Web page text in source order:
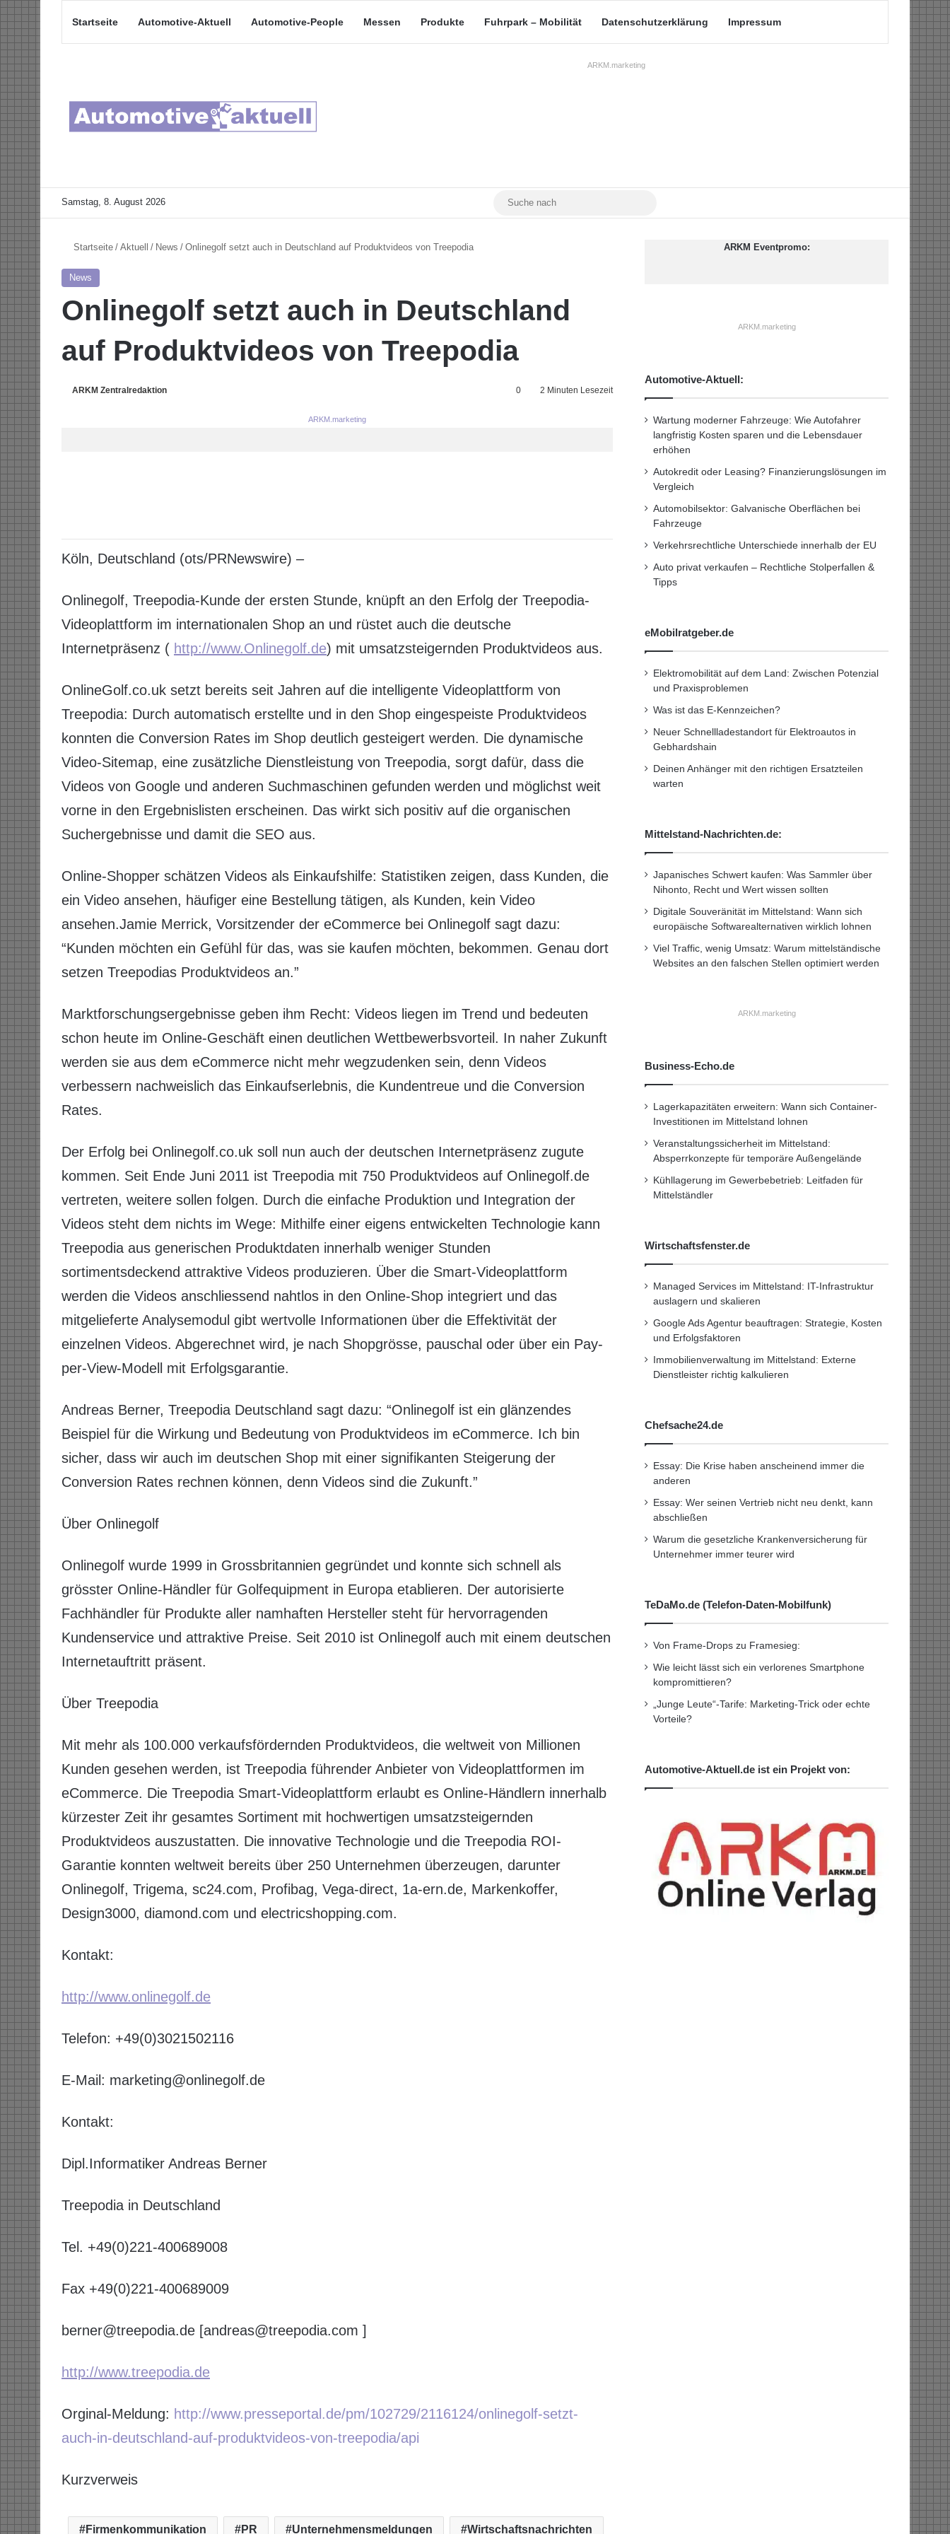
Startseite Automotive-Aktuell Automotive-People Messen Produkte Fuhrpark – Mobilität Datenschutzerklärung Impressum
ARKM.marketing
Samstag, 8. August 2026 YouTubeMastodon
Startseite / Aktuell / News / Onlinegolf setzt auch in Deutschland auf Produktvideos von Treepodia
News
Onlinegolf setzt auch in Deutschland
auf Produktvideos von Treepodia
ARKM Zentralredaktion 0 2 Minuten Lesezeit
ARKM.marketing
Köln, Deutschland (ots/PRNewswire) –
Onlinegolf, Treepodia-Kunde der ersten Stunde, knüpft an den Erfolg der Treepodia-
Videoplattform im internationalen Shop an und rüstet auch die deutsche
Internetpräsenz ( http://www.Onlinegolf.de) mit umsatzsteigernden Produktvideos aus.
OnlineGolf.co.uk setzt bereits seit Jahren auf die intelligente Videoplattform von
Treepodia: Durch automatisch erstellte und in den Shop eingespeiste Produktvideos
konnten die Conversion Rates im Shop deutlich gesteigert werden. Die dynamische
Video-Sitemap, eine zusätzliche Dienstleistung von Treepodia, sorgt dafür, dass die
Videos von Google und anderen Suchmaschinen gefunden werden und möglichst weit
vorne in den Ergebnislisten erscheinen. Das wirkt sich positiv auf die organischen
Suchergebnisse und damit die SEO aus.
Online-Shopper schätzen Videos als Einkaufshilfe: Statistiken zeigen, dass Kunden, die
ein Video ansehen, häufiger eine Bestellung tätigen, als Kunden, kein Video
ansehen.Jamie Merrick, Vorsitzender der eCommerce bei Onlinegolf sagt dazu:
“Kunden möchten ein Gefühl für das, was sie kaufen möchten, bekommen. Genau dort
setzen Treepodias Produktvideos an.”
Marktforschungsergebnisse geben ihm Recht: Videos liegen im Trend und bedeuten
schon heute im Online-Geschäft einen deutlichen Wettbewerbsvorteil. In naher Zukunft
werden sie aus dem eCommerce nicht mehr wegzudenken sein, denn Videos
verbessern nachweislich das Einkaufserlebnis, die Kundentreue und die Conversion
Rates.
Der Erfolg bei Onlinegolf.co.uk soll nun auch der deutschen Internetpräsenz zugute
kommen. Seit Ende Juni 2011 ist Treepodia mit 750 Produktvideos auf Onlinegolf.de
vertreten, weitere sollen folgen. Durch die einfache Produktion und Integration der
Videos steht dem nichts im Wege: Mithilfe einer eigens entwickelten Technologie kann
Treepodia aus generischen Produktdaten innerhalb weniger Stunden
sortimentsdeckend attraktive Videos produzieren. Über die Smart-Videoplattform
werden die Videos anschliessend nahtlos in den Online-Shop integriert und das
mitgelieferte Analysemodul gibt wertvolle Informationen über die Effektivität der
einzelnen Videos. Abgerechnet wird, je nach Shopgrösse, pauschal oder über ein Pay-
per-View-Modell mit Erfolgsgarantie.
Andreas Berner, Treepodia Deutschland sagt dazu: “Onlinegolf ist ein glänzendes
Beispiel für die Wirkung und Bedeutung von Produktvideos im eCommerce. Ich bin
sicher, dass wir auch im deutschen Shop mit einer signifikanten Steigerung der
Conversion Rates rechnen können, denn Videos sind die Zukunft.”
Über Onlinegolf
Onlinegolf wurde 1999 in Grossbritannien gegründet und konnte sich schnell als
grösster Online-Händler für Golfequipment in Europa etablieren. Der autorisierte
Fachhändler für Produkte aller namhaften Hersteller steht für hervorragenden
Kundenservice und attraktive Preise. Seit 2010 ist Onlinegolf auch mit einem deutschen
Internetauftritt präsent.
Über Treepodia
Mit mehr als 100.000 verkaufsfördernden Produktvideos, die weltweit von Millionen
Kunden gesehen werden, ist Treepodia führender Anbieter von Videoplattformen im
eCommerce. Die Treepodia Smart-Videoplattform erlaubt es Online-Händlern innerhalb
kürzester Zeit ihr gesamtes Sortiment mit hochwertigen umsatzsteigernden
Produktvideos auszustatten. Die innovative Technologie und die Treepodia ROI-
Garantie konnten weltweit bereits über 250 Unternehmen überzeugen, darunter
Onlinegolf, Trigema, sc24.com, Profibag, Vega-direct, 1a-ern.de, Markenkoffer,
Design3000, diamond.com und electricshopping.com.
Kontakt:
http://www.onlinegolf.de
Telefon: +49(0)3021502116
E-Mail: marketing@onlinegolf.de
Kontakt:
Dipl.Informatiker Andreas Berner
Treepodia in Deutschland
Tel. +49(0)221-400689008
Fax +49(0)221-400689009
berner@treepodia.de [andreas@treepodia.com ]
http://www.treepodia.de
Orginal-Meldung: http://www.presseportal.de/pm/102729/2116124/onlinegolf-setzt-
auch-in-deutschland-auf-produktvideos-von-treepodia/api
Kurzverweis
Firmenkommunikation PR Unternehmensmeldungen Wirtschaftsnachrichten
ARKM Eventpromo:
ARKM.marketing
Automotive-Aktuell:
Wartung moderner Fahrzeuge: Wie Autofahrer
langfristig Kosten sparen und die Lebensdauer
erhöhen
Autokredit oder Leasing? Finanzierungslösungen im
Vergleich
Automobilsektor: Galvanische Oberflächen bei
Fahrzeuge
Verkehrsrechtliche Unterschiede innerhalb der EU
Auto privat verkaufen – Rechtliche Stolperfallen &
Tipps
eMobilratgeber.de
Elektromobilität auf dem Land: Zwischen Potenzial
und Praxisproblemen
Was ist das E-Kennzeichen?
Neuer Schnellladestandort für Elektroautos in
Gebhardshain
Deinen Anhänger mit den richtigen Ersatzteilen
warten
Mittelstand-Nachrichten.de:
Japanisches Schwert kaufen: Was Sammler über
Nihonto, Recht und Wert wissen sollten
Digitale Souveränität im Mittelstand: Wann sich
europäische Softwarealternativen wirklich lohnen
Viel Traffic, wenig Umsatz: Warum mittelständische
Websites an den falschen Stellen optimiert werden
ARKM.marketing
Business-Echo.de
Lagerkapazitäten erweitern: Wann sich Container-
Investitionen im Mittelstand lohnen
Veranstaltungssicherheit im Mittelstand:
Absperrkonzepte für temporäre Außengelände
Kühllagerung im Gewerbebetrieb: Leitfaden für
Mittelständler
Wirtschaftsfenster.de
Managed Services im Mittelstand: IT-Infrastruktur
auslagern und skalieren
Google Ads Agentur beauftragen: Strategie, Kosten
und Erfolgsfaktoren
Immobilienverwaltung im Mittelstand: Externe
Dienstleister richtig kalkulieren
Chefsache24.de
Essay: Die Krise haben anscheinend immer die
anderen
Essay: Wer seinen Vertrieb nicht neu denkt, kann
abschließen
Warum die gesetzliche Krankenversicherung für
Unternehmer immer teurer wird
TeDaMo.de (Telefon-Daten-Mobilfunk)
Von Frame-Drops zu Framesieg:
Wie leicht lässt sich ein verlorenes Smartphone
kompromittieren?
„Junge Leute“-Tarife: Marketing-Trick oder echte
Vorteile?
Automotive-Aktuell.de ist ein Projekt von: